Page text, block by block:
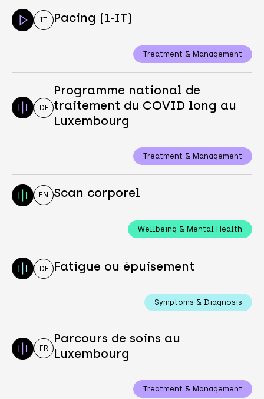
IT Pacing (1-IT)
Treatment & Management
DE
Programme national de
traitement du COVID long au
Luxembourg
Treatment & Management
EN Scan corporel
Wellbeing & Mental Health
DE Fatigue ou épuisement
Symptoms & Diagnosis
FR
Parcours de soins au
Luxembourg
Treatment & Management